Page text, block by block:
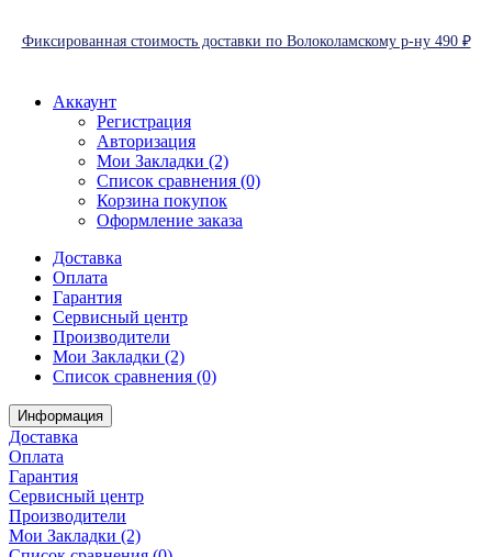
Фиксированная стоимость доставки по Волоколамскому р-ну 490 ₽
Аккаунт
Регистрация
Авторизация
Мои Закладки (2)
Список сравнения (0)
Корзина покупок
Оформление заказа
Доставка
Оплата
Гарантия
Сервисный центр
Производители
Мои Закладки (2)
Список сравнения (0)
Информация
Доставка
Оплата
Гарантия
Сервисный центр
Производители
Мои Закладки (2)